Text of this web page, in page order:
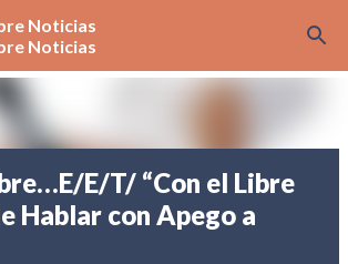
Ir al contenido principal
Noticias
Noticias
E/T/ “Con el Libre
Hablar con Apego a